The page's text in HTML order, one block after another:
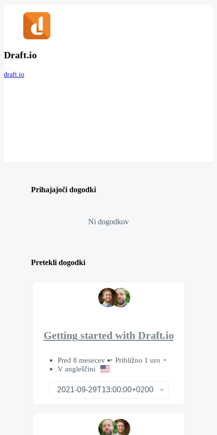
Draft.io
draft.io
Prihajajoči dogodki
Ni dogodkov
Pretekli dogodki
Getting started with Draft.io
Pred 8 mesecev
Približno 1 uro
V angleščini